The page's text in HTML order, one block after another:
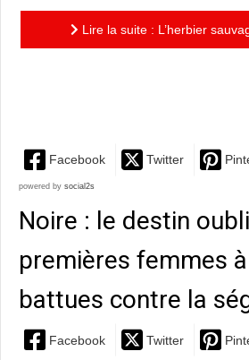
Lire la suite : L’herbier
Facebook Twitter
powered by social2s
Noire : le destin
premières femmes
battues contre la
Facebook Twitter